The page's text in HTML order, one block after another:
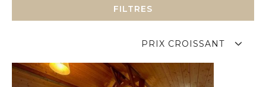
FILTRES
PRIX CROISSANT